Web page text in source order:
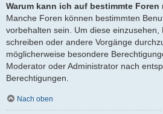
Warum kann ich auf bestimmte
Manche Foren können bestimmten
vorbehalten sein. Um diese einzusehen,
schreiben oder andere Vorgänge
möglicherweise besondere
Moderator oder Administrator nach
Berechtigungen.
Nach oben